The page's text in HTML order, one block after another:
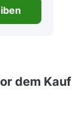
dem Kauf